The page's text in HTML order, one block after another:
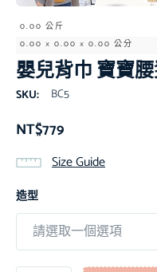
0.00 公斤
0.00 × 0.00 × 0.00 公分
嬰兒背巾 寶寶
SKU: BC5
NT$779
Size Guide
造型